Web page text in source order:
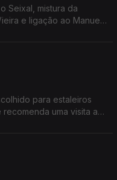
Seixal, mistura da
e ligação ao Manuel
para estaleiros
uma visita ao